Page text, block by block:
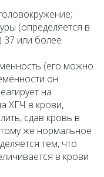
(определяется в
37 или более
(его можно
он
на
ХГЧ в крови,
сдав кровь в
же нормальное
тем, что
в крови